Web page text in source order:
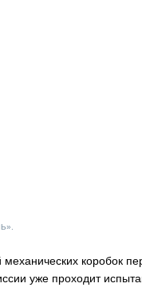
механических
уже проходит